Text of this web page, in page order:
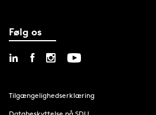
Følg os
Tilgængelighedserklæring